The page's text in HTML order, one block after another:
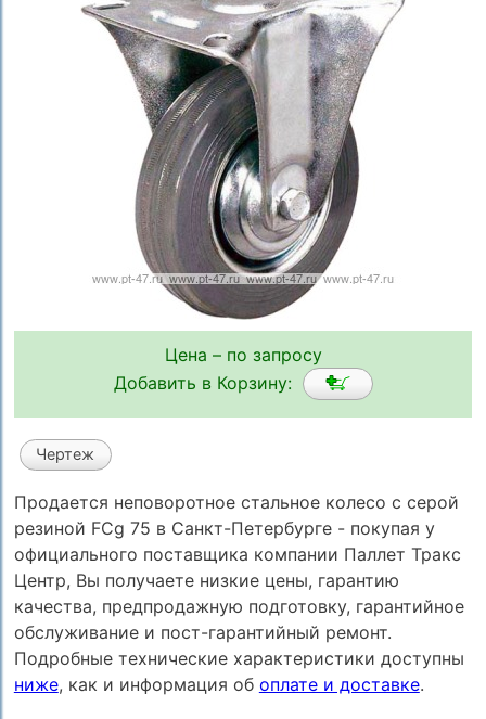
Цена – по запросу
Добавить в Корзину:
Чертеж
Продается неповоротное стальное колесо с серой
резиной FCg 75 в Санкт-Петербурге - покупая у
официального поставщика компании Паллет Тракс
Центр, Вы получаете низкие цены, гарантию
качества, предпродажную подготовку, гарантийное
обслуживание и пост-гарантийный ремонт.
Подробные технические характеристики доступны
ниже, как и информация об оплате и доставке.